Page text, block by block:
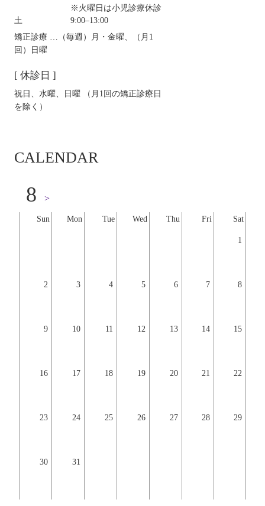
※火曜日は小児診療休診
土
9:00‒13:00
矯正診療 …（毎週）月・金曜、（月1
回）日曜
[ 休診日 ]
祝日、水曜、日曜 （月1回の矯正診療日
を除く）
CALENDAR
Sun Mon Tue Wed Thu Fri Sat
1
2 3 4 5 6 7 8
9 10 11 12 13 14 15
16 17 18 19 20 21 22
23 24 25 26 27 28 29
30 31
8 >